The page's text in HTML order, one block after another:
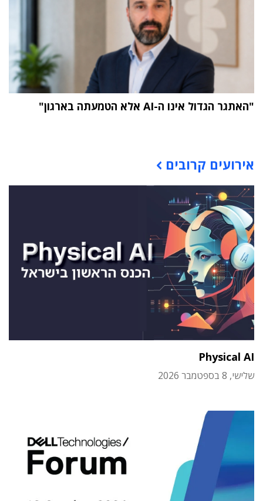
"האתגר הגדול אינו ה-AI אלא הטמעתה בארגון"
אירועים קרובים
Physical AI
שלישי, 8 בספטמבר 2026